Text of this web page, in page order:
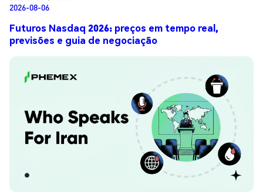
2026-08-06
Futuros Nasdaq 2026: preços em tempo real,
previsões e guia de negociação